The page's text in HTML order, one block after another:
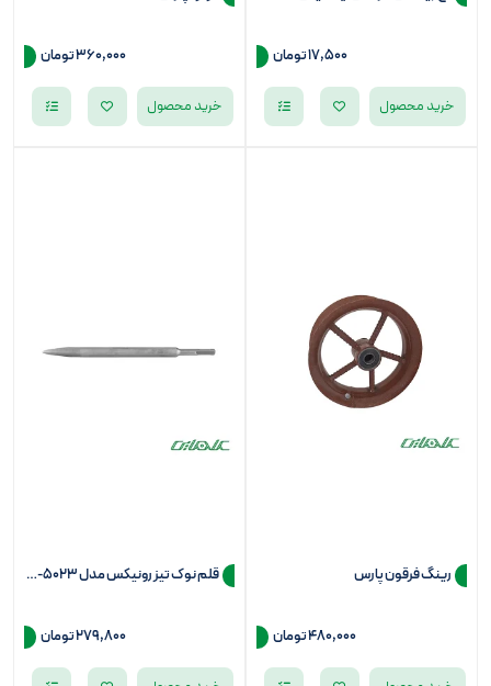
17,500 تومان
خرید محصول
360,000تومان
خرید محصول
رینگ فرقون پارس
480,000تومان
قلم نوک تیز رونیکس مدل RH-5023
279,800تومان